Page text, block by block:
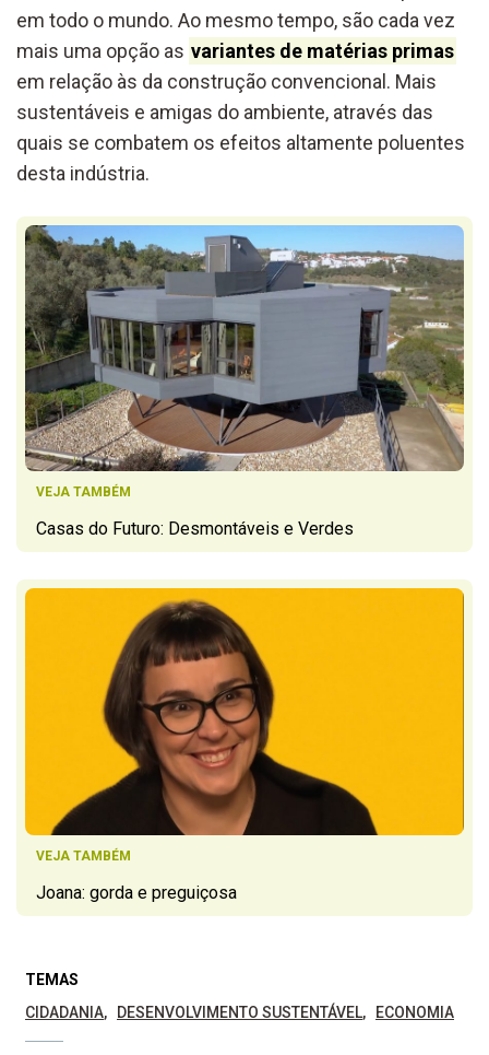
em todo o mundo. Ao mesmo tempo, são cada vez
mais uma opção as variantes de matérias primas
em relação às da construção convencional. Mais
sustentáveis e amigas do ambiente, através das
quais se combatem os efeitos altamente poluentes
desta indústria.
VEJA TAMBÉM
Casas do Futuro: Desmontáveis e Verdes
VEJA TAMBÉM
Joana: gorda e preguiçosa
TEMAS
CIDADANIA
DESENVOLVIMENTO SUSTENTÁVEL ECONOMIA